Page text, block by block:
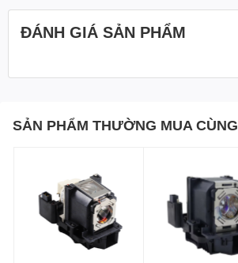
ĐÁNH GIÁ SẢN PHẨM
SẢN PHẨM THƯỜNG MUA CÙNG